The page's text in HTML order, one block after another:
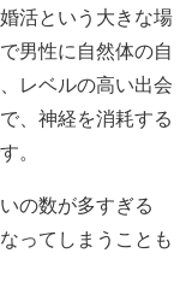
活という大きな場
男性に自然体の自
レベルの高い出会
、神経を消耗する
。
の数が多すぎる
ってしまうことも